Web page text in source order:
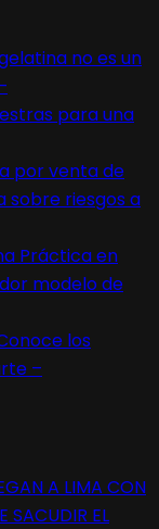
no es un
para una
por venta de
sobre riesgos a
Práctica en
modelo de
los
–
A LIMA CON
SACUDIR EL